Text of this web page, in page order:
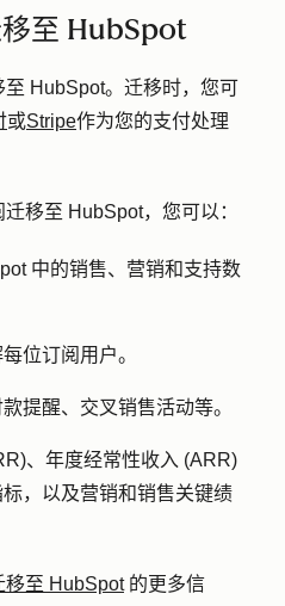
至 HubSpot
HubSpot。迁移时，您可
或Stripe作为您的支付处理
移至 HubSpot，您可以：
中的销售、营销和支持数
位订阅用户。
提醒、交叉销售活动等。
、年度经常性收入 (ARR)
，以及营销和销售关键绩
移至 HubSpot的更多信